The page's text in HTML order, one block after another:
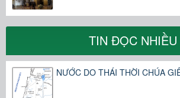
TIN ĐỌC NHIỀU
NƯỚC DO THÁI THỜI CHÚA